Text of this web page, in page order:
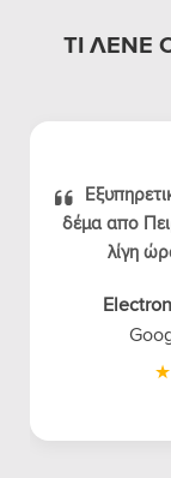
ΤΙ ΛΕΝΕ
δέμα απο
λίγη